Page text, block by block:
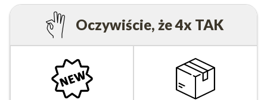
Oczywiście, że 4x TAK